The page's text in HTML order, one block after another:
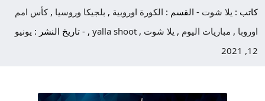
كاتب : يلا شوت - القسم : الكورة اوروبية , بلجيكا وروسيا ,كأس امم
اوروبا , مباريات اليوم , يلا شوت ,
yalla shoot
,
- تاريخ النشر : يونيو
12, 2021